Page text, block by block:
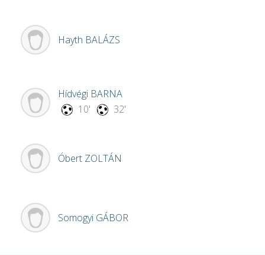
Hayth BALÁZS
Hídvégi BARNA
10'
32'
Óbert ZOLTÁN
Somogyi GÁBOR